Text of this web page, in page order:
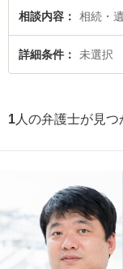
な近くの弁護士を検索し
談できる熊本市南区内の
におすすめです。
相談内容 相続・
詳細条件 未選択
1 人の弁護士が見つ